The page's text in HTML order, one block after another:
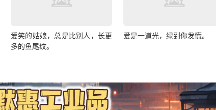
爱笑的姑娘，总是比别人，长更
多的鱼尾纹。
爱是一道光，绿到你发慌。